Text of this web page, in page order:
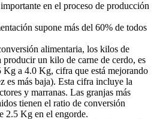
en el proceso de producción
supone más del 60% de todos
alimentaria, los kilos de
producir un kilo de carne de cerdo, es
Kg a 4.0 Kg, cifra que está mejorando
es más baja). Esta cifra incluye la
y marranas. Las granjas más
tienen el ratio de conversión
2.5 Kg en el engorde.